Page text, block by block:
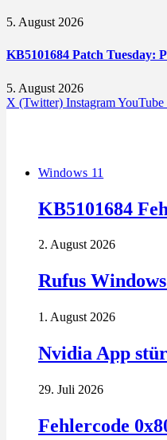
5. August 2026
KB5101684 Patch Tuesday:
5. August 2026
X (Twitter) InstagramYouTube
Windows 11
KB5101684
2. August 2026
Rufus
1. August 2026
Nvidia App
29. Juli 2026
Fehlercode